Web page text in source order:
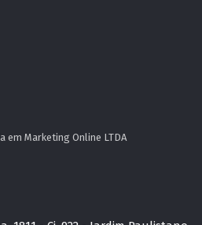
em Marketing Online LTDA